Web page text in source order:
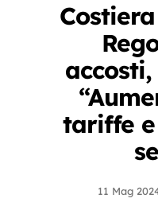
accosti,
tariffe
11 Mag